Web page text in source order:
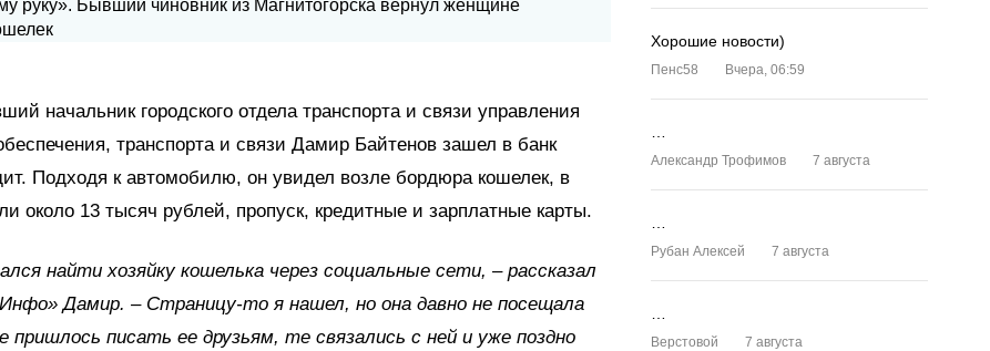
начальник городского отдела транспорта и связи управления
транспорта и связи Дамир Байтенов зашел в банк
Подходя к автомобилю, он увидел возле бордюра кошелек, в
около 13 тысяч рублей, пропуск, кредитные и зарплатные карты.
найти хозяйку кошелька через социальные сети, – рассказал
Дамир. – Страницу-то я нашел, но она давно не посещала
пришлось писать ее друзьям, те связались с ней и уже поздно
Хорошие новости)
Пенс58 Вчера, 06:59
Александр Трофимов 7 августа
Рубан Алексей 7 августа
Верстовой 7 августа